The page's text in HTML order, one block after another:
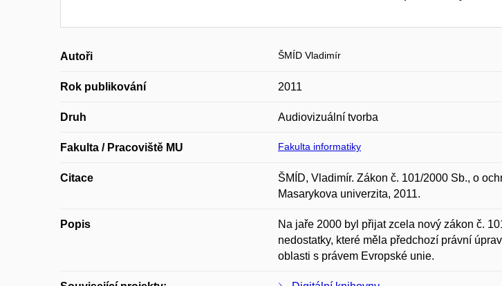
Autoři ŠMÍD Vladimír
Rok publikování 2011
Druh Audiovizuální tvorba
Fakulta / Pracoviště MU Fakulta informatiky
Citace
ŠMÍD, Vladimír. Zákon č. 101/2000 Sb., o
Masarykova univerzita, 2011.
Popis
Na jaře 2000 byl přijat zcela nový zákon č.
nedostatky, které měla předchozí právní
oblasti s právem Evropské unie.